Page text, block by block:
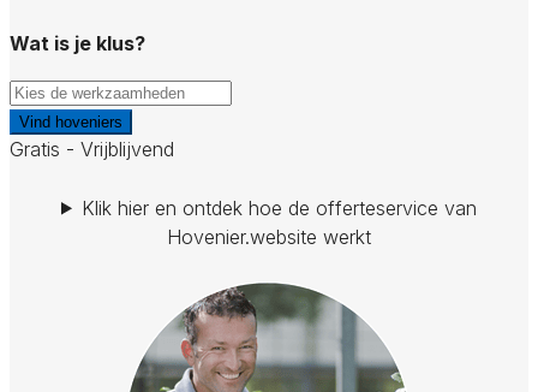
Wat is je klus?
Vind hoveniers
Gratis - Vrijblijvend
Klik hier en ontdek hoe de offerteservice van
Hovenier.website werkt